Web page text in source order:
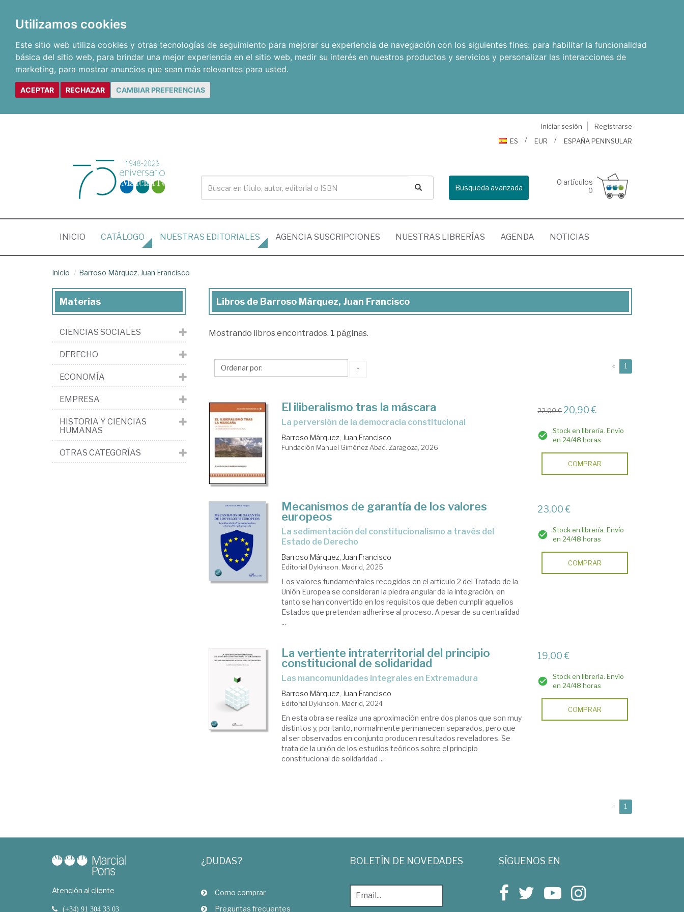
Utilizamos cookies
Este sitio web utiliza cookies y otras tecnologías de seguimiento para mejorar su experiencia de navegación con los siguientes fines: para habilitar la funcionalidad
básica del sitio web, para brindar una mejor experiencia en el sitio web, medir su interés en nuestros productos y servicios y personalizar las interacciones de
marketing, para mostrar anuncios que sean más relevantes para usted.
ACEPTAR RECHAZAR CAMBIAR PREFERENCIAS
Iniciar sesión
Registrarse
ES
EUR ESPAÑA PENINSULAR
Busqueda avanzada
0 artículos
0
INICIO (CURRENT)
CATÁLOGO NUESTRAS EDITORIALES AGENCIA SUSCRIPCIONES NUESTRAS LIBRERÍAS AGENDA NOTICIAS
Inicio Barroso Márquez, Juan Francisco
Libros
Barroso
Juan
Libros de Barroso Márquez, Juan Francisco
Mostrando libros encontrados. 1 páginas.
↑ « 1
El iliberalismo tras la máscara
La perversión de la democracia constitucional
Barroso Márquez, Juan Francisco
Fundación Manuel Giménez Abad. Zaragoza, 2026
22,00 € 20,90 €
Stock en librería. Envío
en 24/48 horas
COMPRAR
Mecanismos de garantía de los valores
europeos
La sedimentación del constitucionalismo a través del
Estado de Derecho
Barroso Márquez, Juan Francisco
Editorial Dykinson. Madrid, 2025
Los valores fundamentales recogidos en el artículo 2 del Tratado de la
Unión Europea se consideran la piedra angular de la integración, en
tanto se han convertido en los requisitos que deben cumplir aquellos
Estados que pretendan adherirse al proceso. A pesar de su centralidad
...
23,00 €
Stock en librería. Envío
en 24/48 horas
COMPRAR
La vertiente intraterritorial del principio
constitucional de solidaridad
las mancomunidades integrales en Extremadura
Barroso Márquez, Juan Francisco
Editorial Dykinson. Madrid, 2024
En esta obra se realiza una aproximación entre dos planos que son muy
distintos y, por tanto, normalmente permanecen separados, pero que
al ser observados en conjunto producen resultados reveladores. Se
trata de la unión de los estudios teóricos sobre el principio
constitucional de solidaridad ...
19,00 €
Stock en librería. Envío
en 24/48 horas
COMPRAR
« 1
Materias
CIENCIAS SOCIALES
DERECHO
ECONOMÍA
EMPRESA
HISTORIA Y CIENCIAS
HUMANAS
OTRAS CATEGORÍAS
Atención al cliente
(+34) 91 304 33 03
¿DUDAS?
Como comprar
Preguntas frecuentes
BOLETÍN DE NOVEDADES SÍGUENOS EN